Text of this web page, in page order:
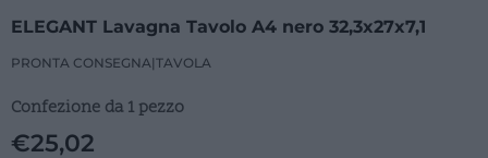
ELEGANT Lavagna Tavolo A4 nero 32,3x27x7,1
PRONTA CONSEGNA|TAVOLA
Confezione da 1 pezzo
€25,02